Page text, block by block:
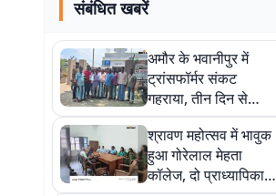
संबंधित खबरें
अमौर के भवानीपुर में
ट्रांसफॉर्मर संकट
गहराया, तीन दिन से
बिजली बंद, क्षमता बढ़ाने
की मांग
श्रावण महोत्सव में भावुक
हुआ गोरेलाल मेहता
कॉलेज, दो प्राध्यापिकाओं